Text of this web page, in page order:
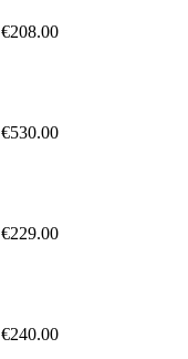
€208.00
€530.00
€229.00
€240.00